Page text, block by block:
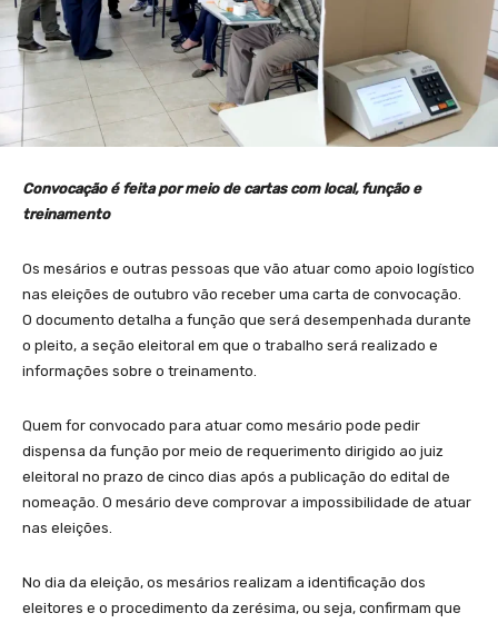
Convocação é feita por meio de cartas com local, função e
treinamento
Os mesários e outras pessoas que vão atuar como apoio logístico
nas eleições de outubro vão receber uma carta de convocação.
O documento detalha a função que será desempenhada durante
o pleito, a seção eleitoral em que o trabalho será realizado e
informações sobre o treinamento.
Quem for convocado para atuar como mesário pode pedir
dispensa da função por meio de requerimento dirigido ao juiz
eleitoral no prazo de cinco dias após a publicação do edital de
nomeação. O mesário deve comprovar a impossibilidade de atuar
nas eleições.
No dia da eleição, os mesários realizam a identificação dos
eleitores e o procedimento da zerésima, ou seja, confirmam que